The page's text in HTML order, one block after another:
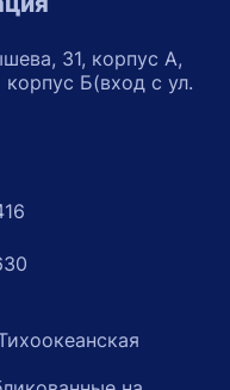
31, корпус А,
Б(вход с ул.